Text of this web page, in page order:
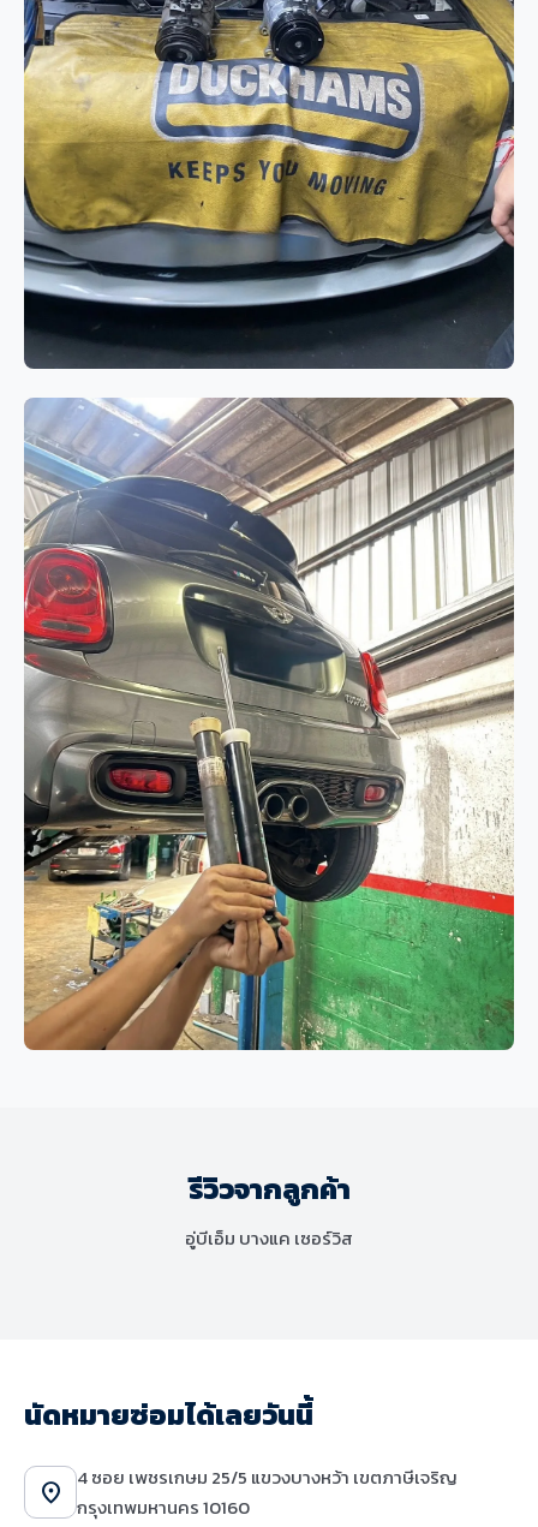
ระบบแอร์
BMW 520d F10 แอร์ไม่เย็นจาก
คอมเพรสเซอร์แอร์เสื่อมสภาพ
ช่วงล่างมีเสียงดังและเสื่อมสภาพ
รีวิวจากลูกค้า
อู่บีเอ็ม บางแค เซอร์วิส
นัดหมายซ่อมได้เลยวันนี้
location_on
4 ซอย เพชรเกษม 25/5 แขวงบางหว้า เขตภาษีเจริญ
กรุงเทพมหานคร 10160